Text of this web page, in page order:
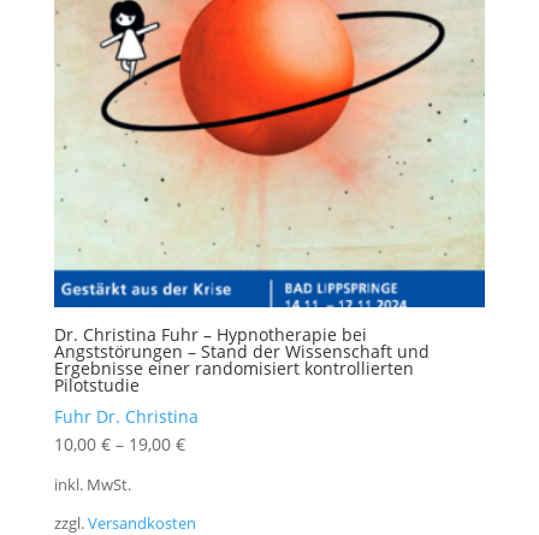
Dr. Christina Fuhr – Hypnotherapie bei
Angststörungen – Stand der Wissenschaft und
Ergebnisse einer randomisiert kontrollierten
Pilotstudie
Fuhr Dr. Christina
10,00 €– 19,00 €
inkl. MwSt.
zzgl.Versandkosten